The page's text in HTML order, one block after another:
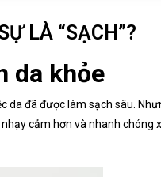
LÀ “SẠCH”?
da khỏe
đã được làm sạch sâu.
cảm hơn và nhanh